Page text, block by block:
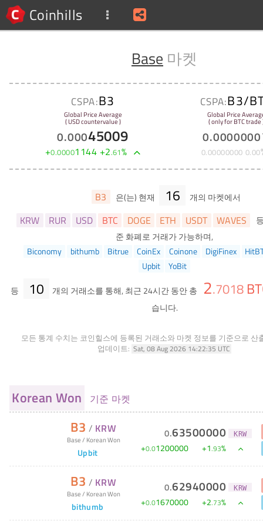
Coinhills
Base 마켓
CSPA:B3
Global Price Average
( USD countervalue )
0.00045009
+0.00001144 +2.61%
CSPA:B3/
Global Price
( only for BTC trade
0.0000000
0.00000000 0.00
B3 은(는) 현재 16 개의 마켓에서
KRW RUR USD BTC DOGE ETH USDT WAVES
준 화폐로 거래가 가능하며,
Biconomy
bithumb Bitrue CoinEx Coinone DigiFinex
Upbit
YoBit
등
10 개의 거래소를 통해, 최근 24시간 동안 총 2.7018
습니다.
모든 통계 수치는 코인힐스에 등록된 거래소와 마켓 정보를 기준으로 산
업데이트: Sat, 08 Aug 2026 14:22:35 UTC
Korean Won 기준 마켓
B3 / KRW
Base/ Korean Won
Upbit
0.63500000 KRW
+0.01200000 +1.93%
B3 / KRW
Base/ Korean Won
bithumb
0.62940000 KRW
+0.01670000 +2.73%